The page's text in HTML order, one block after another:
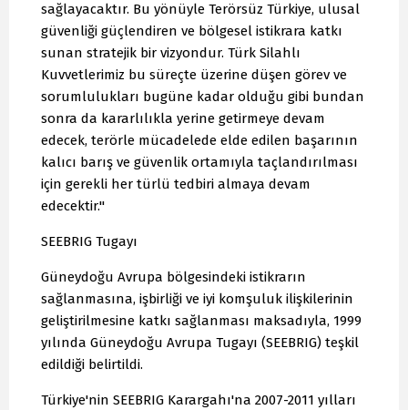
sağlayacaktır. Bu yönüyle Terörsüz Türkiye, ulusal
güvenliği güçlendiren ve bölgesel istikrara katkı
sunan stratejik bir vizyondur. Türk Silahlı
Kuvvetlerimiz bu süreçte üzerine düşen görev ve
sorumlulukları bugüne kadar olduğu gibi bundan
sonra da kararlılıkla yerine getirmeye devam
edecek, terörle mücadelede elde edilen başarının
kalıcı barış ve güvenlik ortamıyla taçlandırılması
için gerekli her türlü tedbiri almaya devam
edecektir."
SEEBRIG Tugayı
Güneydoğu Avrupa bölgesindeki istikrarın
sağlanmasına, işbirliği ve iyi komşuluk ilişkilerinin
geliştirilmesine katkı sağlanması maksadıyla, 1999
yılında Güneydoğu Avrupa Tugayı (SEEBRIG) teşkil
edildiği belirtildi.
Türkiye'nin SEEBRIG Karargahı'na 2007-2011 yılları